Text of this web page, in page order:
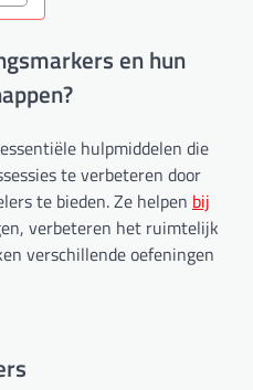
en hun
hulpmiddelen die
te verbeteren door
te bieden. Ze helpen bij
verbeteren het ruimtelijk
verschillende oefeningen